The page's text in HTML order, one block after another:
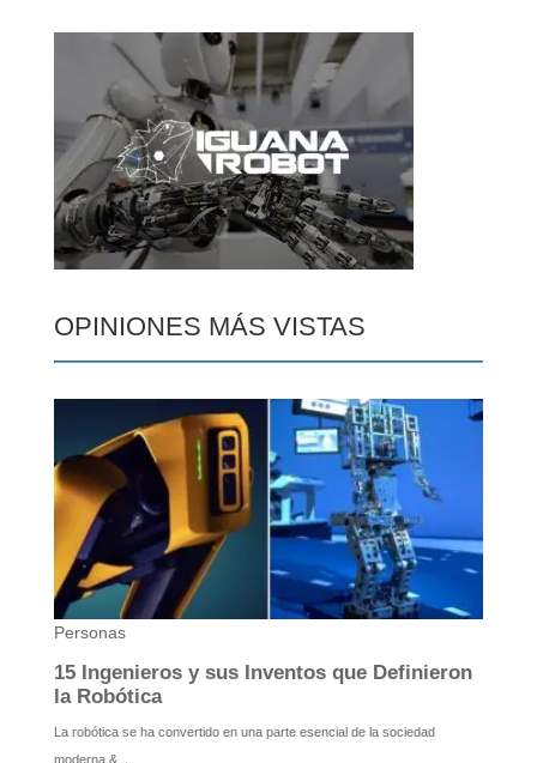
OPINIONES MÁS VISTAS